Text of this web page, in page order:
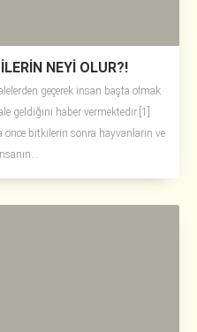
NEYİ OLUR?!
geçerek insan başta olmak
geldiğini haber vermektedir.[1]
önce bitkilerin sonra hayvanların ve